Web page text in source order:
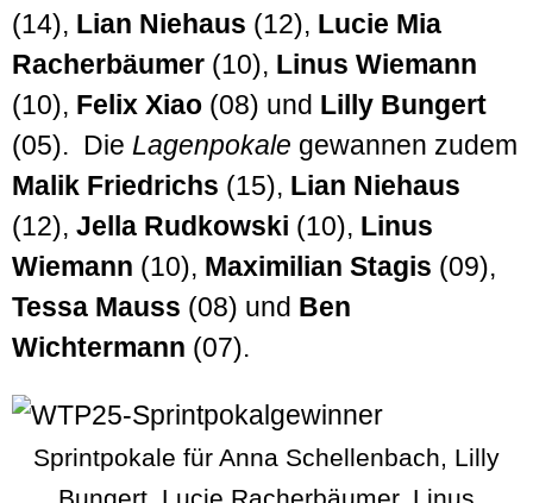
(14), Lian Niehaus (12), Lucie Mia
Racherbäumer (10), Linus Wiemann
(10), Felix Xiao (08) und Lilly Bungert
(05). Die Lagenpokale gewannen zudem
Malik Friedrichs (15), Lian Niehaus
(12), Jella Rudkowski (10), Linus
Wiemann (10), Maximilian Stagis (09),
Tessa Mauss (08) und Ben
Wichtermann (07).
Sprintpokale für Anna Schellenbach, Lilly